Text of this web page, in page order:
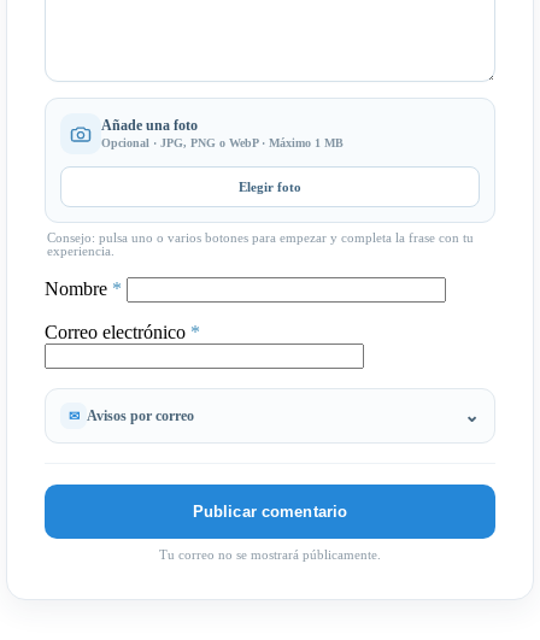
Añade una foto
Opcional · JPG, PNG o WebP · Máximo 1 MB
Elegir foto
Consejo: pulsa uno o varios botones para empezar y completa la frase con tu
experiencia.
Nombre *
Correo electrónico *
Avisos por correo
Tu correo no se mostrará públicamente.